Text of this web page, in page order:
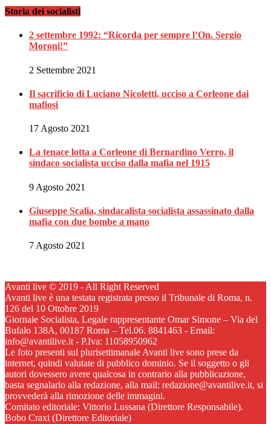
Storia dei socialisti
2 settembre 1992: “Ricorda per sempre l’On. Sergio
Moroni!”
2 Settembre 2021
Il sacrificio di Luciano Nicoletti, ucciso a Corleone dai
mafiosi
17 Agosto 2021
La tenace lotta a Corleone di Bernardino Verro, il
sindaco socialista ucciso dalla mafia nel 1915
9 Agosto 2021
Giuseppe Scalia, sindacalista socialista assassinato dalla
mafia con due bombe a mano
7 Agosto 2021
Avanti live © 2019 - All Right Reserved
Avanti live è una testata registrata presso il Tribunale di Roma, n.
126 del 10 Ottobre 2019
Giornale Socialista, Legale rappresentante Omar Simone – Via del
Bufalo 138A, 00187 Roma – Tel.06. 8841463 - Email:
info@avantilive.it - P.Iva: 11058950962
Le foto presenti sul plurisettimanale Avanti live sono prese da
internet, quindi valutate di pubblico dominio. Se il soggetto o gli
autori dovessero avere qualcosa in contrario alla pubblicazione,
basta segnalarlo alla redazione, alla mail: redazione@avantilive.it, si
provvederà alla rimozione delle immagini.
Comitato editoriale: Vittorio Lussana (Direttore Responsabile).
Bobo Craxi (Direttore Editoriale)